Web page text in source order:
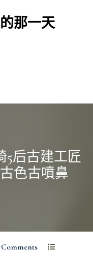
那一天
5后古建工匠
色古噴鼻